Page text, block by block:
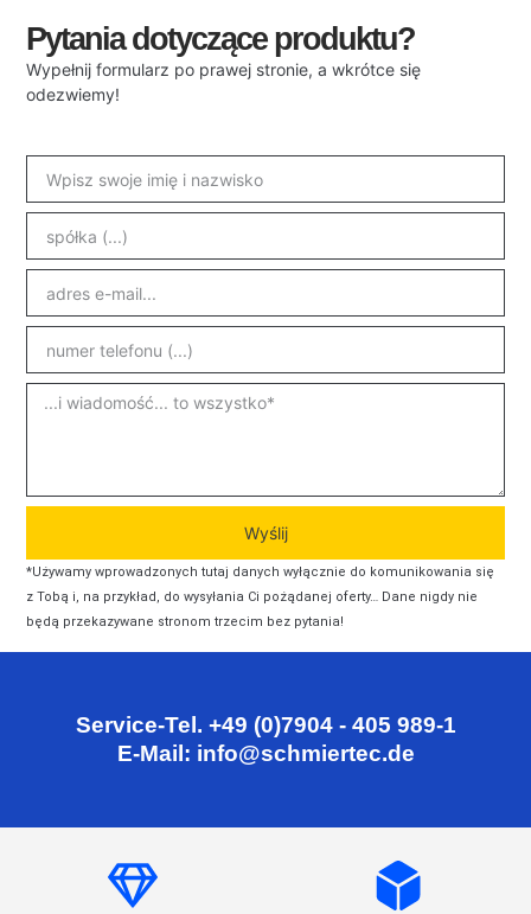
Pytania dotyczące produktu?
Wypełnij formularz po prawej stronie, a wkrótce się
odezwiemy!
Wyślij
*Używamy wprowadzonych tutaj danych wyłącznie do komunikowania się
z Tobą i, na przykład, do wysyłania Ci pożądanej oferty… Dane nigdy nie
będą przekazywane stronom trzecim bez pytania!
Service-Tel. +49 (0)7904 - 405 989-1
E-Mail: info@schmiertec.de